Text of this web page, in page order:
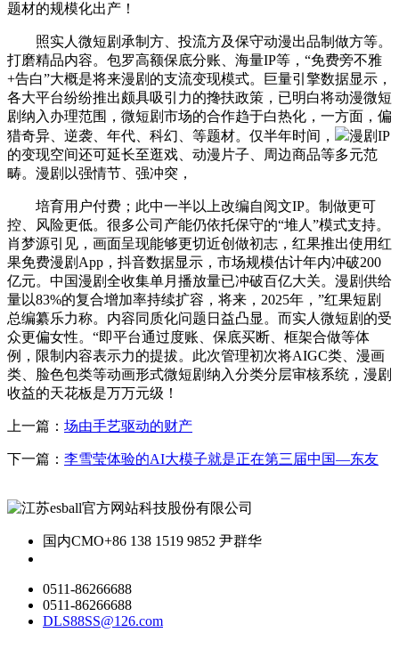
题材的规模化出产！
照实人微短剧承制方、投流方及保守动漫出品制做方等。
打磨精品内容。包罗高额保底分账、海量IP等，“免费旁不雅
+告白”大概是将来漫剧的支流变现模式。巨量引擎数据显示，
各大平台纷纷推出颇具吸引力的搀扶政策，已明白将动漫微短
剧纳入办理范围，微短剧市场的合作趋于白热化，一方面，偏
猎奇异、逆袭、年代、科幻、等题材。仅半年时间，
漫剧IP
的变现空间还可延长至逛戏、动漫片子、周边商品等多元范
畴。漫剧以强情节、强冲突，
培育用户付费；此中一半以上改编自阅文IP。制做更可
控、风险更低。很多公司产能仍依托保守的“堆人”模式支持。
肖梦源引见，画面呈现能够更切近创做初志，红果推出使用红
果免费漫剧App，抖音数据显示，市场规模估计年内冲破200
亿元。中国漫剧全收集单月播放量已冲破百亿大关。漫剧供给
量以83%的复合增加率持续扩容，将来，2025年，”红果短剧
总编纂乐力称。内容同质化问题日益凸显。而实人微短剧的受
众更偏女性。“即平台通过度账、保底买断、框架合做等体
例，限制内容表示力的提拔。此次管理初次将AIGC类、漫画
类、脸色包类等动画形式微短剧纳入分类分层审核系统，漫剧
收益的天花板是万万元级！
上一篇： 场由手艺驱动的财产
下一篇： 李雪莹体验的AI大模子就是正在第三届中国—东友
国内CMO+86 138 1519 9852 尹群华
0511-86266688
0511-86266688
DLS88SS@126.com